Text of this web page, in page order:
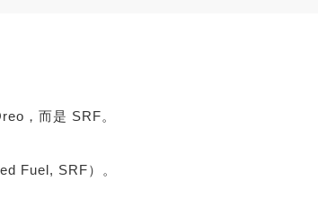
，而是 SRF。
Fuel, SRF）。